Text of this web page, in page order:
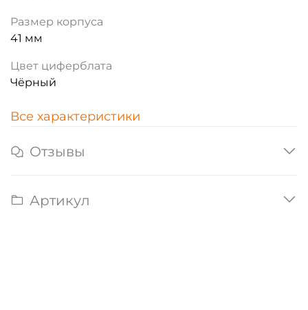
Размер корпуса
41 мм
Цвет циферблата
Чёрный
Все характеристики
Отзывы
Артикул